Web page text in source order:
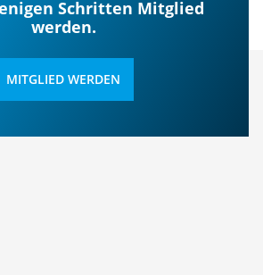
Schritten Mitglied
werden.
MITGLIED WERDEN